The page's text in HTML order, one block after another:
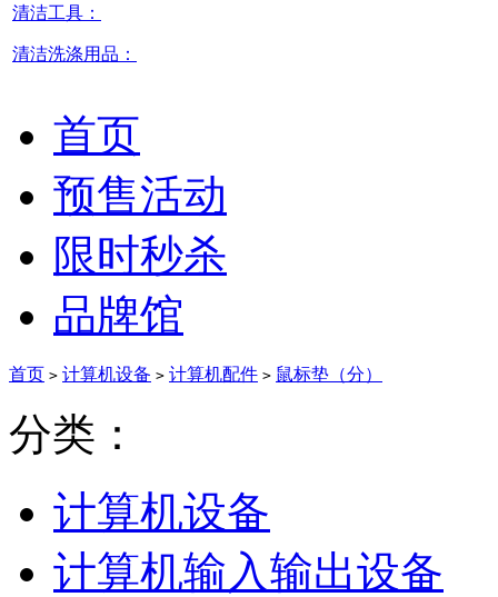
清洁工具：
清洁洗涤用品：
首页
预售活动
限时秒杀
品牌馆
首页 > 计算机设备 > 计算机配件 > 鼠标垫（分）
分类：
计算机设备
计算机输入输出设备